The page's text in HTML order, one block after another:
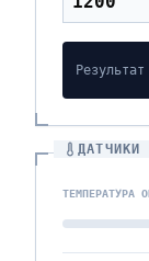
ДАТЧИКИ
ТЕМПЕРАТУРА